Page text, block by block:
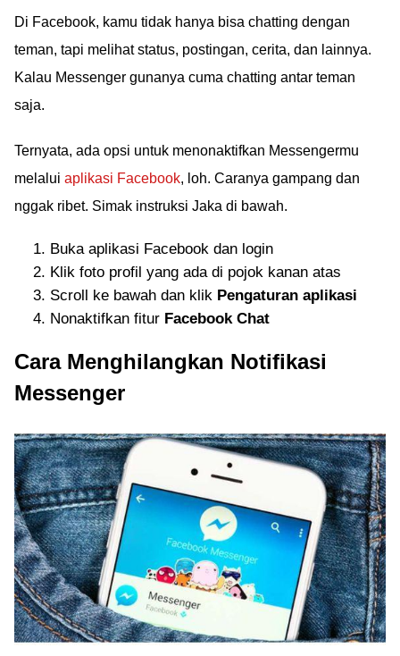
Di Facebook, kamu tidak hanya bisa chatting dengan
teman, tapi melihat status, postingan, cerita, dan lainnya.
Kalau Messenger gunanya cuma chatting antar teman
saja.
Ternyata, ada opsi untuk menonaktifkan Messengermu
melalui aplikasi Facebook, loh. Caranya gampang dan
nggak ribet. Simak instruksi Jaka di bawah.
Buka aplikasi Facebook dan login
Klik foto profil yang ada di pojok kanan atas
Scroll ke bawah dan klik Pengaturan aplikasi
Nonaktifkan fitur Facebook Chat
Cara Menghilangkan Notifikasi
Messenger